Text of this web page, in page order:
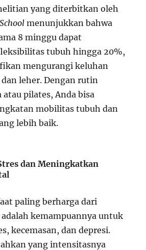
yang diterbitkan oleh
menunjukkan bahwa
8 minggu dapat
tubuh hingga 20%,
mengurangi keluhan
leher. Dengan rutin
pilates, Anda bisa
mobilitas tubuh dan
lebih baik.
dan Meningkatkan
paling berharga dari
kemampuannya untuk
kecemasan, dan depresi.
yang intensitasnya